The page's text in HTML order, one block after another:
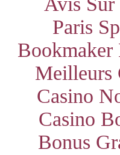
Paris
Meilleurs
Casino
Casino
Bonus